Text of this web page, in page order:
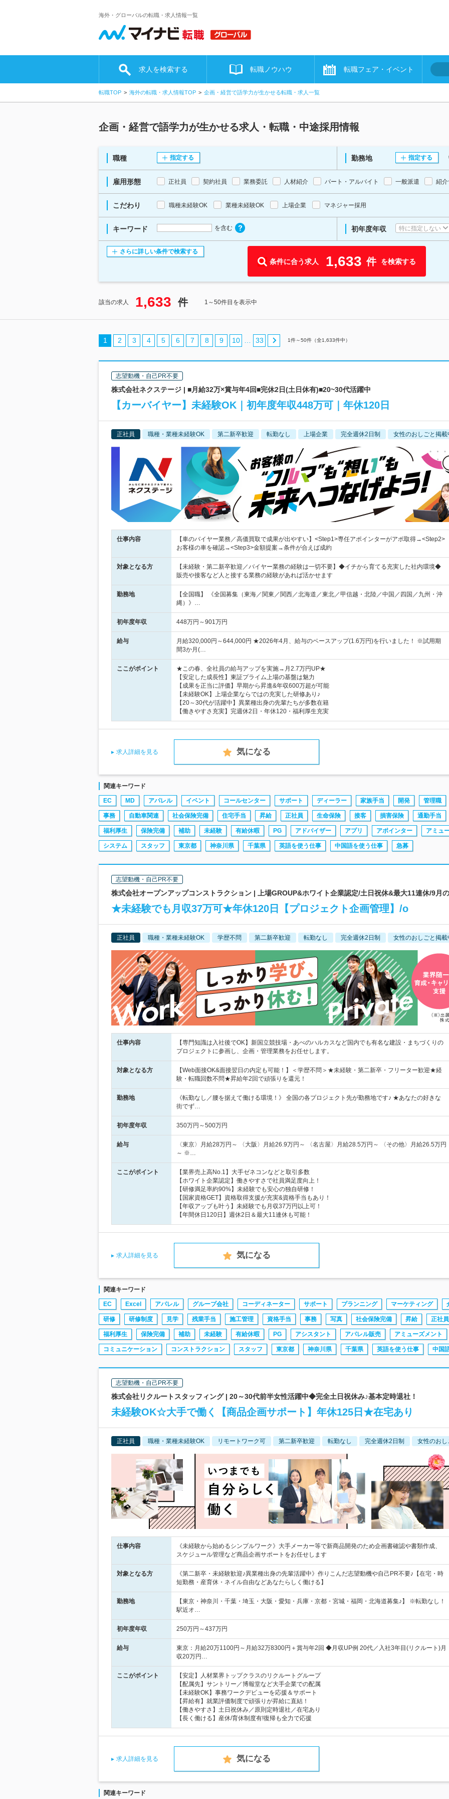
海外・グローバルの転職・求人情報一覧
求人を検索する 転職ノウハウ 転職フェア・イベント
転職TOP 海外の転職・求人情報TOP 企画・経営で語学力が生かせる転職・求人一覧
企画・経営で語学力が生かせる求人・転職・中途採用情報
職種 指定する 勤務地 指定する
雇用形態 正社員 契約社員 業務委託 人材紹介 パート・アルバイト 一般派遣 紹
こだわり 職種未経験OK 業種未経験OK 上場企業 マネジャー採用
キーワード を含む 初年度年収 特に指定しない
さらに詳しい条件で検索する
条件に合う求人 1,633 件 を検索する
該当の求人 1,633 件 1～50件目を表示中
1 2 3 4 5 6 7 8 9 10 … 33 1件～50件（全1,633件中）
志望動機・自己PR不要
株式会社ネクステージ | ■月給32万×賞与年4回■完休2日(土日休有)■20~30代活躍中
【カーバイヤー】未経験OK｜初年度年収448万可｜年休120日
正社員 職種・業種未経験OK 第二新卒歓迎 転勤なし 上場企業 完全週休2日制 女性のおしごと掲載
仕事内容
【車のバイヤー業務／高価買取で成果が出やすい】<Step1>専任アポインターがアポ取得→<Step2>
お客様の車を確認→<Step3>金額提案→条件が合えば成約
対象となる方
【未経験・第二新卒歓迎／バイヤー業務の経験は一切不要】◆イチから育てる充実した社内環境◆
販売や接客など人と接する業務の経験があれば活かせます
勤務地
【全国職】 《全国募集（東海／関東／関西／北海道／東北／甲信越・北陸／中国／四国／九州・沖
縄）》…
初年度年収 448万円～901万円
給与
月給320,000円～644,000円 ★2026年4月、給与のベースアップ(1.6万円)を行いました！ ※試用期
間3か月(…
ここがポイント
★この春、全社員の給与アップを実施→月2.7万円UP★
【安定した成長性】東証プライム上場の基盤は魅力
【成果を正当に評価】早期から昇進&年収600万超が可能
【未経験OK】上場企業ならではの充実した研修あり♪
【20～30代が活躍中】異業種出身の先輩たちが多数在籍
【働きやすさ充実】完週休2日・年休120・福利厚生充実
求人詳細を見る 気になる
関連キーワード
EC MD アパレル イベント コールセンター サポート ディーラー 家族手当 開発 管理職
事務 自動車関連 社会保険完備 住宅手当 昇給 正社員 生命保険 接客 損害保険 通勤手当
福利厚生 保険完備 補助 未経験 有給休暇 PG アドバイザー アプリ アポインター アミュ
システム スタッフ 東京都 神奈川県 千葉県 英語を使う仕事 中国語を使う仕事 急募
志望動機・自己PR不要
株式会社オープンアップコンストラクション | 上場GROUP&ホワイト企業認定/土日祝休&最大11連休/9月
★未経験でも月収37万可★年休120日【プロジェクト企画管理】/o
正社員 職種・業種未経験OK 学歴不問 第二新卒歓迎 転勤なし 完全週休2日制 女性のおしごと掲載
仕事内容
【専門知識は入社後でOK】新国立競技場・あべのハルカスなど国内でも有名な建設・まちづくりの
プロジェクトに参画し、企画・管理業務をお任せします。
対象となる方
【Web面接OK&面接翌日の内定も可能！】＜学歴不問＞★未経験・第二新卒・フリーター歓迎★経
験・転職回数不問★昇給年2回で頑張りを還元！
勤務地
《転勤なし／腰を据えて働ける環境！》 全国の各プロジェクト先が勤務地です♪ ★あなたの好きな
街でず…
初年度年収 350万円～500万円
給与
〈東京〉月給28万円～ 〈大阪〉月給26.9万円～ 〈名古屋〉月給28.5万円～ 〈その他〉月給26.5万円
～ ※…
ここがポイント
【業界売上高No.1】大手ゼネコンなどと取引多数
【ホワイト企業認定】働きやすさで社員満足度向上！
【研修満足率約90%】未経験でも安心の独自研修！
【国家資格GET】資格取得支援が充実&資格手当もあり！
【年収アップも叶う】未経験でも月収37万円以上可！
【年間休日120日】週休2日＆最大11連休も可能！
求人詳細を見る 気になる
関連キーワード
EC Excel アパレル グループ会社 コーディネーター サポート プランニング マーケティング
研修 研修制度 見学 残業手当 施工管理 資格手当 事務 写真 社会保険完備 昇給 正社員
福利厚生 保険完備 補助 未経験 有給休暇 PG アシスタント アパレル販売 アミューズメント
コミュニケーション コンストラクション スタッフ 東京都 神奈川県 千葉県 英語を使う仕事 中国
志望動機・自己PR不要
株式会社リクルートスタッフィング | 20～30代前半女性活躍中◆完全土日祝休み♪基本定時退社！
未経験OK☆大手で働く【商品企画サポート】年休125日★在宅あり
正社員 職種・業種未経験OK リモートワーク可 第二新卒歓迎 転勤なし 完全週休2日制 女性のお
仕事内容
《未経験から始めるシンプルワーク》大手メーカー等で新商品開発のため企画書確認や書類作成、
スケジュール管理など商品企画サポートをお任せします
対象となる方
《第二新卒・未経験歓迎♪異業種出身の先輩活躍中》作りこんだ志望動機や自己PR不要♪【在宅・時
短勤務・産育休・ネイル自由などあなたらしく働ける】
勤務地
【東京・神奈川・千葉・埼玉・大阪・愛知・兵庫・京都・宮城・福岡・北海道募集♪】 ※転勤なし！
駅近オ…
初年度年収 250万円～437万円
給与
東京：月給20万1100円～月給32万8300円＋賞与年2回 ◆月収UP例 20代／入社3年目(リクルート)月
収20万円…
ここがポイント
【安定】人材業界トップクラスのリクルートグループ
【配属先】サントリー／博報堂など大手企業での配属
【未経験OK】事務ワークデビューを応援＆サポート
【昇給有】就業評価制度で頑張りが昇給に直結！
【働きやすさ】土日祝休み／原則定時退社／在宅あり
【長く働ける】産休/育休制度有!復帰も全力で応援
求人詳細を見る 気になる
関連キーワード